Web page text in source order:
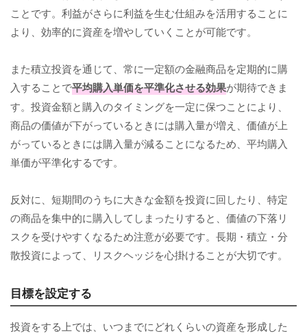
ことです。利益がさらに利益を生む仕組みを活用することに
より、効率的に資産を増やしていくことが可能です。
また積立投資を通じて、常に一定額の金融商品を定期的に購
入することで平均購入単価を平準化させる効果が期待できま
す。投資金額と購入のタイミングを一定に保つことにより、
商品の価値が下がっているときには購入量が増え、価値が上
がっているときには購入量が減ることになるため、平均購入
単価が平準化するです。
反対に、短期間のうちに大きな金額を投資に回したり、特定
の商品を集中的に購入してしまったりすると、価値の下落リ
スクを受けやすくなるため注意が必要です。長期・積立・分
散投資によって、リスクヘッジを心掛けることが大切です。
目標を設定する
投資をする上では、いつまでにどれくらいの資産を形成した